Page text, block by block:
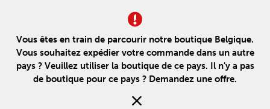
Vous êtes en train de parcourir notre boutique Belgique.
Vous souhaitez expédier votre commande dans un autre
pays ? Veuillez utiliser la boutique de ce pays. Il n'y a pas
de boutique pour ce pays ? Demandez une offre.